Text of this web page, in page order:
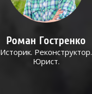
Роман Гостренко
Историк. Реконструктор.
Юрист.